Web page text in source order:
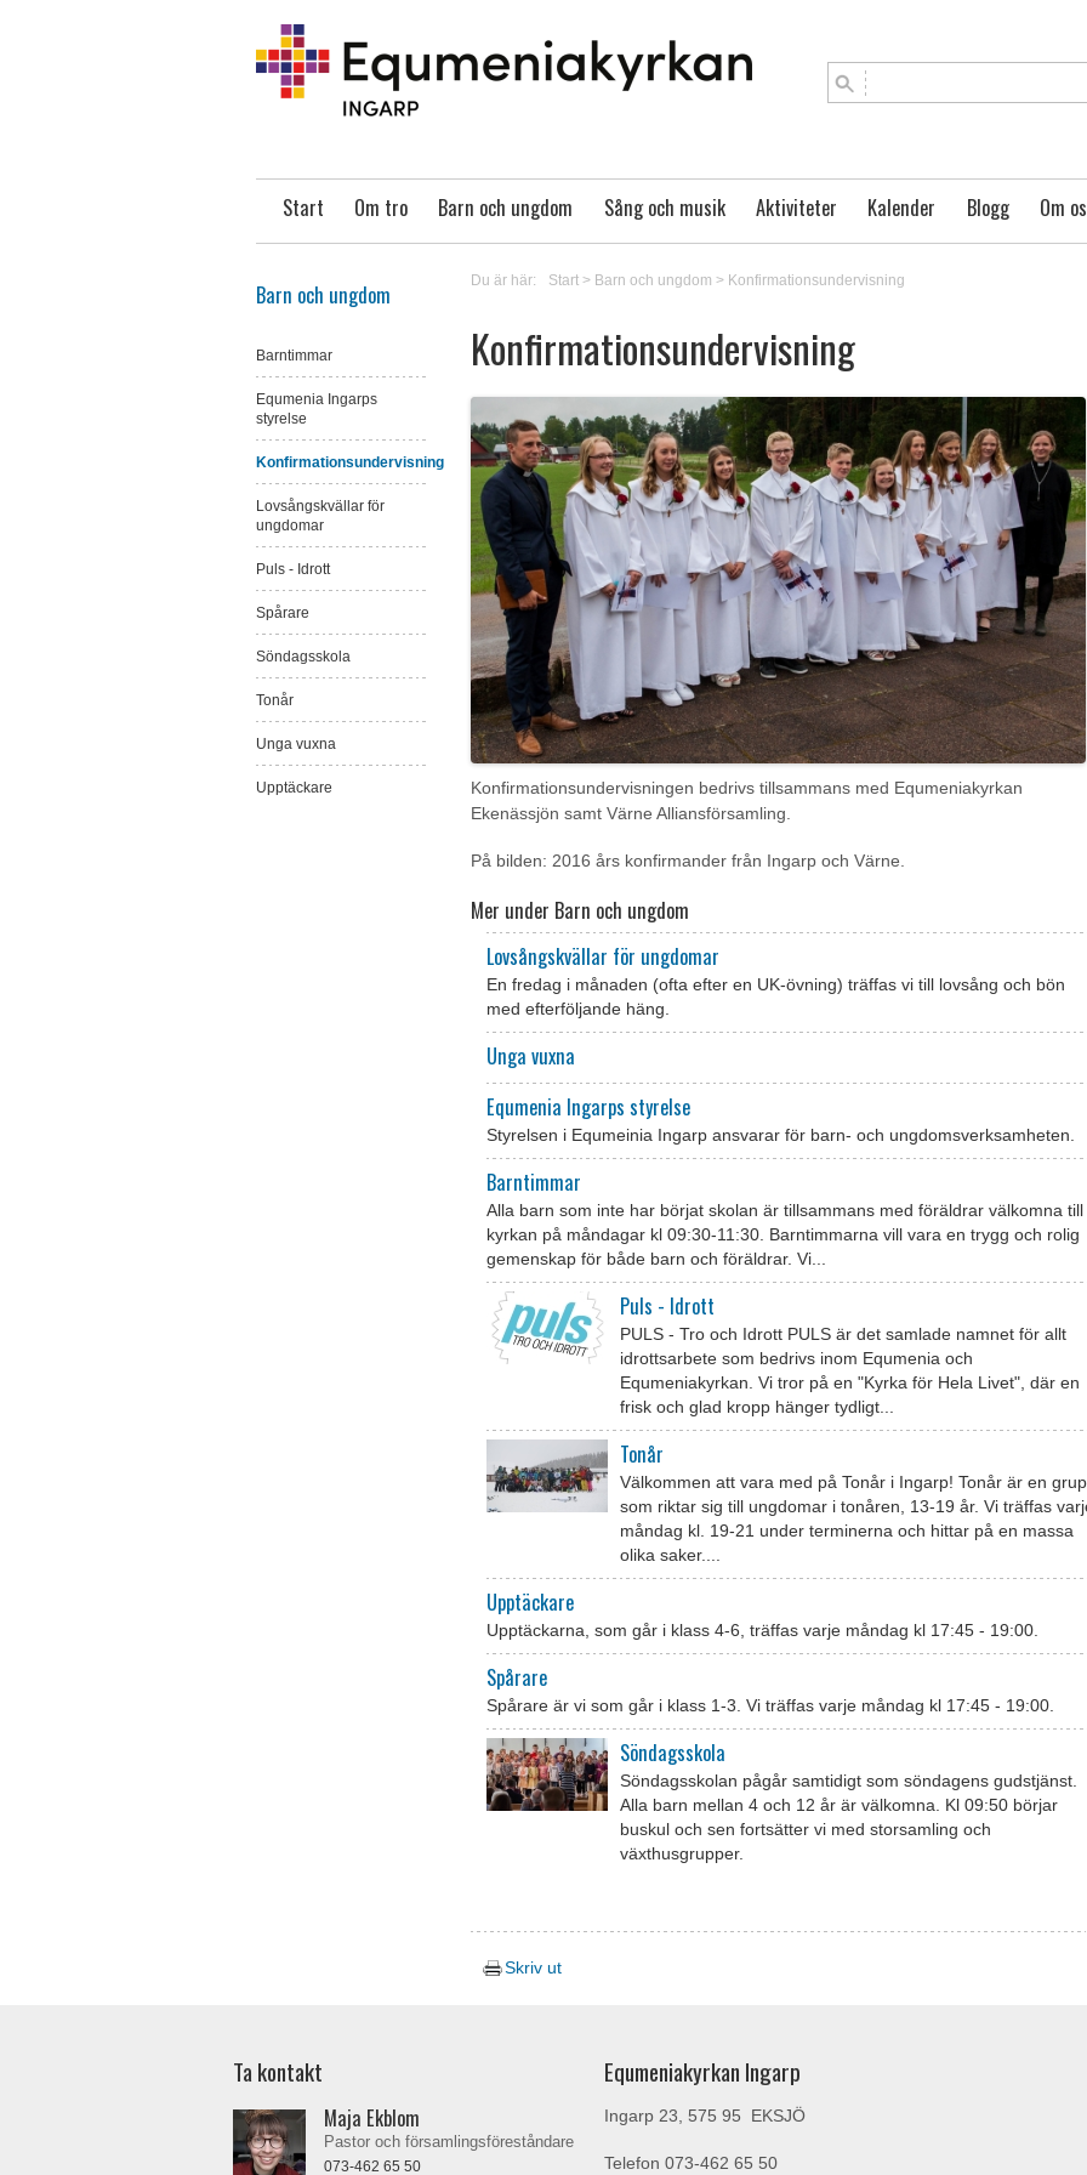
Start Om tro Barn och ungdom Sång och musik Aktiviteter Kalender Blogg Om
Barn och ungdom
Barntimmar
Equmenia Ingarps
styrelse
Konfirmationsundervisning
Lovsångskvällar för
ungdomar
Puls - Idrott
Spårare
Söndagsskola
Tonår
Unga vuxna
Upptäckare
Du är här: Start> Barn och ungdom > Konfirmationsundervisning
Konfirmationsundervisning
Konfirmationsundervisningen bedrivs tillsammans med Equmeniakyrkan
Ekenässjön samt Värne Alliansförsamling.
På bilden: 2016 års konfirmander från Ingarp och Värne.
Mer under Barn och ungdom
Lovsångskvällar för ungdomar
En fredag i månaden (ofta efter en UK-övning) träffas vi till lovsång och bön
med efterföljande häng.
Unga vuxna
Equmenia Ingarps styrelse
Styrelsen i Equmeinia Ingarp ansvarar för barn- och ungdomsverksamheten.
Barntimmar
Alla barn som inte har börjat skolan är tillsammans med föräldrar välkomna till
kyrkan på måndagar kl 09:30-11:30. Barntimmarna vill vara en trygg och rolig
gemenskap för både barn och föräldrar. Vi...
Puls - Idrott
PULS - Tro och Idrott PULS är det samlade namnet för allt
idrottsarbete som bedrivs inom Equmenia och
Equmeniakyrkan. Vi tror på en "Kyrka för Hela Livet", där en
frisk och glad kropp hänger tydligt...
Tonår
Välkommen att vara med på Tonår i Ingarp! Tonår är en
som riktar sig till ungdomar i tonåren, 13-19 år. Vi träffas
måndag kl. 19-21 under terminerna och hittar på en massa
olika saker....
Upptäckare
Upptäckarna, som går i klass 4-6, träffas varje måndag kl 17:45 - 19:00.
Spårare
Spårare är vi som går i klass 1-3. Vi träffas varje måndag kl 17:45 - 19:00.
Söndagsskola
Söndagsskolan pågår samtidigt som söndagens gudstjänst.
Alla barn mellan 4 och 12 år är välkomna. Kl 09:50 börjar
buskul och sen fortsätter vi med storsamling och
växthusgrupper.
Skriv ut
Ta kontakt
Maja Ekblom
Pastor och församlingsföreståndare
073-462 65 50
Equmeniakyrkan Ingarp
Ingarp 23, 575 95 EKSJÖ
Telefon073-462 65 50